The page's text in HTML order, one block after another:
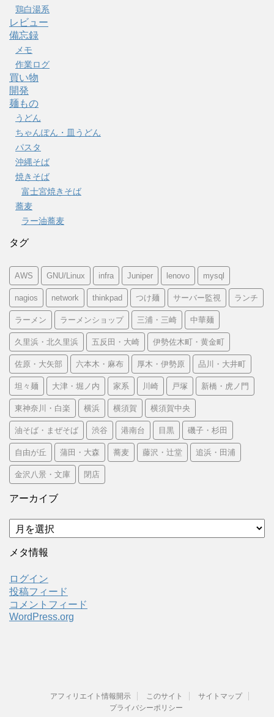
鶏白湯系
レビュー
備忘録
メモ
作業ログ
買い物
開発
麺もの
うどん
ちゃんぽん・皿うどん
パスタ
沖縄そば
焼きそば
富士宮焼きそば
蕎麦
ラー油蕎麦
タグ
AWS GNU/Linux infra Juniper lenovo mysql
nagios network thinkpad つけ麺 サーバー監視 ランチ
ラーメン ラーメンショップ 三浦・三崎 中華麺
久里浜・北久里浜 五反田・大崎 伊勢佐木町・黄金町
佐原・大矢部 六本木・麻布 厚木・伊勢原 品川・大井町
坦々麺 大津・堀ノ内 家系 川崎 戸塚 新橋・虎ノ門
東神奈川・白楽 横浜 横須賀 横須賀中央
油そば・まぜそば 渋谷 港南台 目黒 磯子・杉田
自由が丘 蒲田・大森 蕎麦 藤沢・辻堂 追浜・田浦
金沢八景・文庫 閉店
アーカイブ
ア
ー
カ
ブ
メタ情報
ログイン
投稿フィード
コメントフィード
WordPress.org
アフィリエイト情報開示 このサイト
サイトマップ
プライバシーポリシー